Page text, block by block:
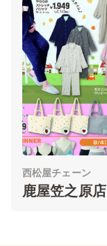
西松屋チェーン
鹿屋笠之原店